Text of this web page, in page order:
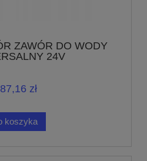
ZAWÓR DO WODY
24V
zł
koszyka